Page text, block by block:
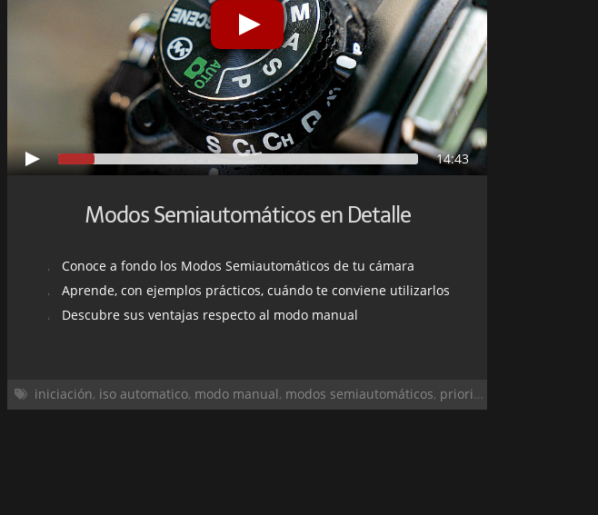
14:43
Modos Semiautomáticos en Detalle
Conoce a fondo los Modos Semiautomáticos de tu cámara
Aprende, con ejemplos prácticos, cuándo te conviene utilizarlos
Descubre sus ventajas respecto al modo manual
iniciación, iso automatico, modo manual, modos semiautomáticos, prioridad apertura